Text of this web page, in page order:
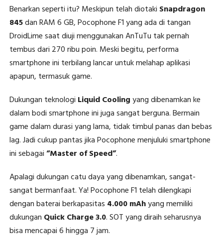
Benarkan seperti itu? Meskipun telah diotaki Snapdragon
845dan RAM 6 GB, Pocophone F1 yang ada di tangan
DroidLime saat diuji menggunakan AnTuTu tak pernah
tembus dari 270 ribu poin. Meski begitu, performa
smartphone ini terbilang lancar untuk melahap aplikasi
apapun, termasuk game.
Dukungan teknologi Liquid Coolingyang dibenamkan ke
dalam bodi smartphone ini juga sangat berguna. Bermain
game dalam durasi yang lama, tidak timbul panas dan bebas
lag. Jadi cukup pantas jika Pocophone menjuluki smartphone
ini sebagai“Master of Speed”.
Apalagi dukungan catu daya yang dibenamkan, sangat-
sangat bermanfaat. Ya! Pocophone F1 telah dilengkapi
dengan baterai berkapasitas 4.000 mAhyang memiliki
dukungan Quick Charge 3.0. SOT yang diraih seharusnya
bisa mencapai 6 hingga 7 jam.